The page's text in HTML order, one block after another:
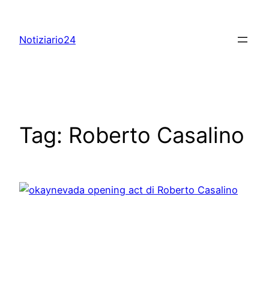
content
Notiziario24
Tag: Roberto Casalino